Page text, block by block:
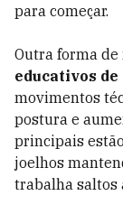
para começar.
Outra forma
educativos
movimentos
postura e
principais
joelhos
trabalha saltos